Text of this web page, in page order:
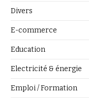
Divers
E-commerce
Education
Electricité & énergie
Emploi / Formation